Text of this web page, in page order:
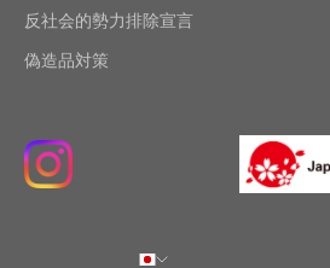
反社会的勢力排除宣言
偽造品対策